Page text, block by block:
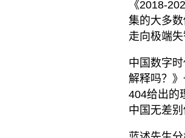
《2018-
集的大多
走向极端失
中国数字
解释吗？
404给出的
中国无差